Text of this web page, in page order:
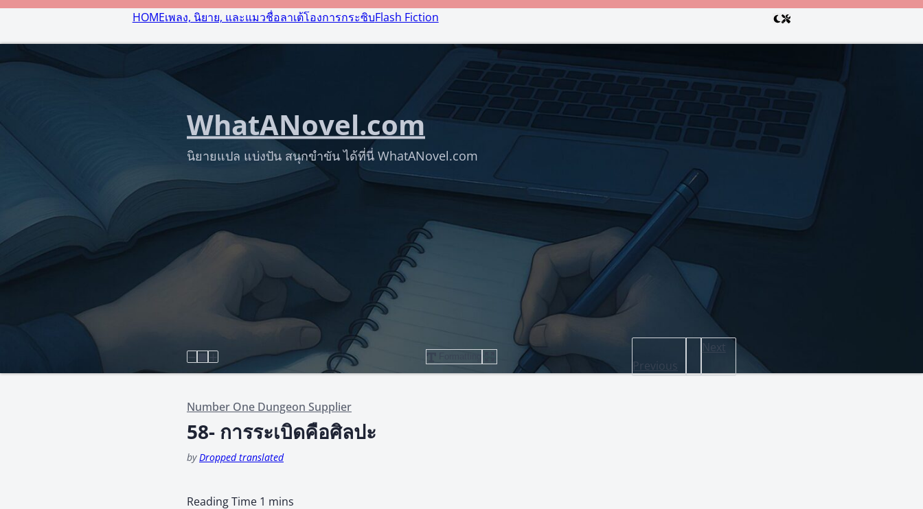
HOMEเพลง, นิยาย, และแมวชื่อลาเต้โองการกระซิบFlash Fiction
WhatANovel.com
นิยายแปล แบ่งปัน สนุกขำขัน ได้ที่นี่ WhatANovel.com
Previous
Next
Number One Dungeon Supplier
58- การระเบิดคือศิลปะ
byDropped translated